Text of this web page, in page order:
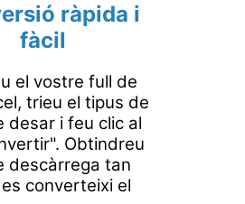
ràpida i
fàcil
el vostre full de
trieu el tipus de
desar i feu clic al
Obtindreu
descàrrega tan
converteixi el